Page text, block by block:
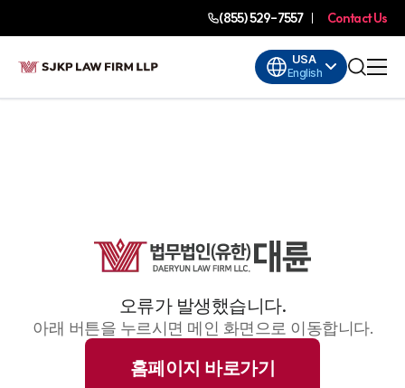
(855) 529-7557 Contact Us
USA
English
오류가 발생했습니다.
아래 버튼을 누르시면 메인 화면으로 이동합니다.
홈페이지 바로가기